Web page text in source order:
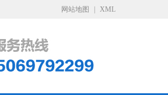
网站地图 XML